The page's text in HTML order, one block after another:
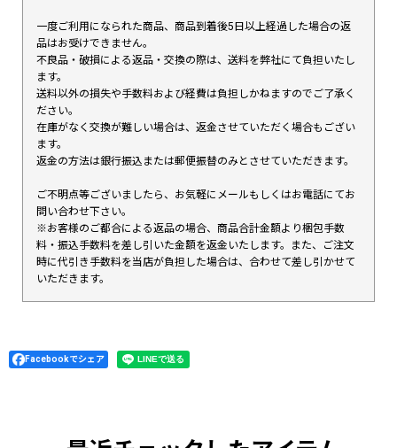
一度ご利用になられた商品、商品到着後5日以上経過した場合の返
品はお受けできません。
不良品・破損による返品・交換の際は、送料を弊社にて負担いたし
ます。
送料以外の損失や手数料および経費は負担しかねますのでご了承く
ださい。
在庫がなく交換が難しい場合は、返金させていただく場合もござい
ます。
返金の方法は銀行振込または郵便振替のみとさせていただきます。
ご不明点等ございましたら、お気軽にメールもしくはお電話にてお
問い合わせ下さい。
※お客様のご都合による返品の場合、商品合計金額より梱包手数
料・振込手数料を差し引いた金額を返金いたします。また、ご注文
時に代引き手数料を当店が負担した場合は、合わせて差し引かせて
いただきます。
Facebookでシェア